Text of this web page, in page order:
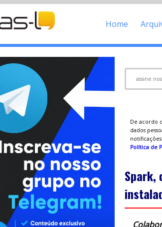
Home
De acordo
dados
Política de
Spark,